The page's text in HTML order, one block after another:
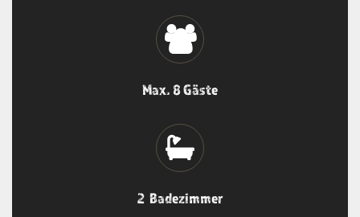
Max. 8 Gäste
2 Badezimmer